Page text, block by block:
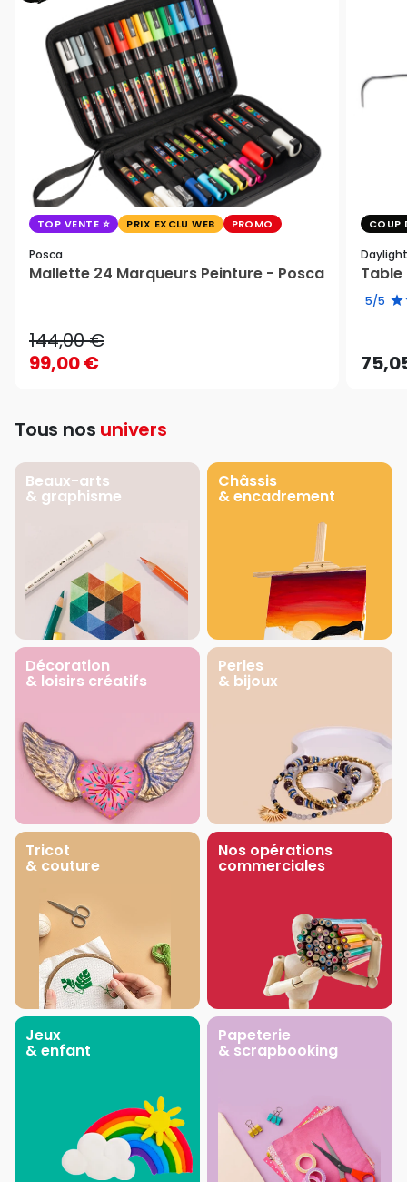
TOP VENTE PRIX EXCLU WEB PROMO
Posca
Mallette 24 Marqueurs Peinture - Posca
144,00 €
99,00 €
COUP
Daylight
Table
5/5
Tous nos univers
Beaux-arts
& graphisme
Châssis
& encadrement
Décoration
& loisirs créatifs
Perles
& bijoux
Tricot
& couture
Nos opérations
commerciales
Jeux
& enfant
Papeterie
& scrapbooking